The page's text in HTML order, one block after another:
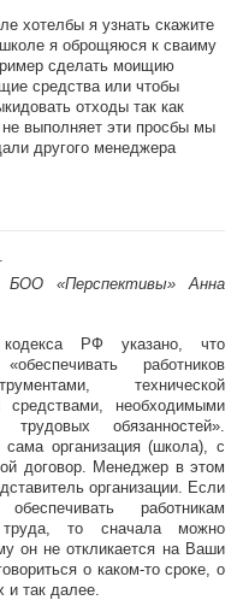
хотелбы я узнать скажите
я оброщяюся к сваиму
сделать моищию
средства или чтобы
отходы так как
выполняет эти просбы мы
другого менеджера
«Перспективы» Анна
РФ указано, что
работников
технической
необходимыми
обязанностей».
сама организация (школа), с
договор. Менеджер в этом
организации. Если
работникам
труда, то сначала можно
он не откликается на Ваши
о каком-то сроке, о
и так далее.